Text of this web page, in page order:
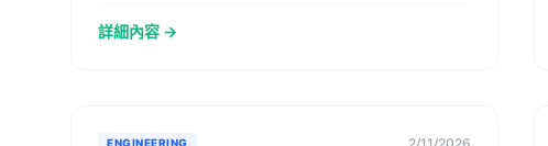
詳細內容 →
ENGINEERING 2/11/2026